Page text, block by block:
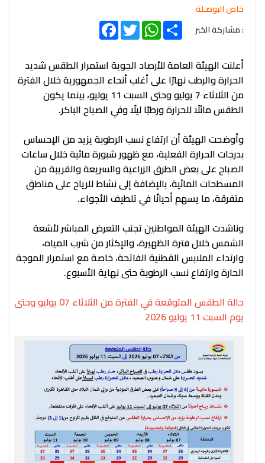
خاص البوصـلة
: مشاركة الخبر
FacebookTwitter
WhatsAppShare
أعلنت الهيئة العامة للأرصاد الجوية استمرار الطقس شديد
الحرارة والرطب نهارًا على أغلب أنحاء الجمهورية خلال الفترة
من الثلاثاء 7 يوليو وحتى السبت 11 يوليو، بينما يكون
الطقس مائلًا للحرارة ورطبًا ليلًا وفي الصباح الباكر.
وأوضحت الهيئة أن ارتفاع نسب الرطوبة يزيد من الإحساس
بدرجات الحرارة الفعلية، مع ظهور شبورة مائية خلال ساعات
الصباح على بعض الطرق الزراعية والسريعة والقريبة من
المسطحات المائية، بالإضافة إلى نشاط للرياح على مناطق
متفرقة، ما يسهم أحيانًا في تلطيف الأجواء.
وناشدت الهيئة المواطنين تجنب التعرض المباشر لأشعة
الشمس خلال فترة الظهيرة، والإكثار من شرب المياه،
وارتداء الملابس القطنية الفاتحة، خاصة مع استمرار الموجة
الحارة وارتفاع نسب الرطوبة حتى نهاية الأسبوع.
حالة الطقس المتوقعة في الفترة من الثلاثاء 07 يوليو وحتى
يوم السبت 11 يوليو 2026